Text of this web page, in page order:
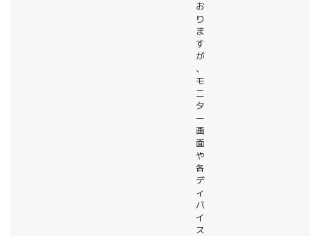
お
り
ま
す
が
、
モ
ニ
タ
ー
画
面
や
各
デ
ィ
バ
イ
ス